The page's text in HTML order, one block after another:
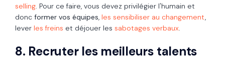
selling. Pour ce faire, vous devez privilégier l'humain et
donc former vos équipes, les sensibiliser au changement,
lever les freins et déjouer les sabotages verbaux.
8. Recruter les meilleurs talents